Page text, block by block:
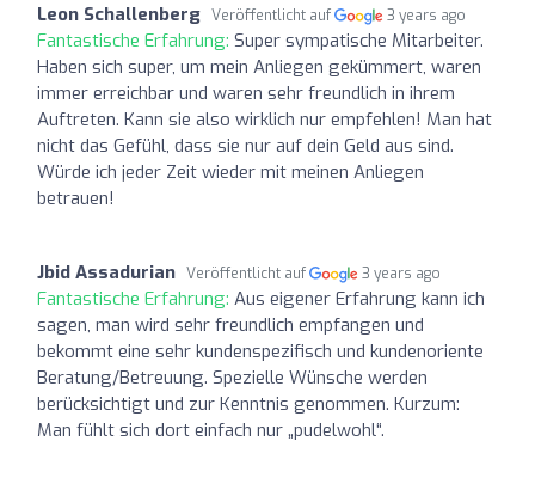
Leon Schallenberg Veröffentlicht auf 3 years ago
Fantastische Erfahrung: Super sympatische Mitarbeiter.
Haben sich super, um mein Anliegen gekümmert, waren
immer erreichbar und waren sehr freundlich in ihrem
Auftreten. Kann sie also wirklich nur empfehlen! Man hat
nicht das Gefühl, dass sie nur auf dein Geld aus sind.
Würde ich jeder Zeit wieder mit meinen Anliegen
betrauen!
Jbid Assadurian Veröffentlicht auf 3 years ago
Fantastische Erfahrung: Aus eigener Erfahrung kann ich
sagen, man wird sehr freundlich empfangen und
bekommt eine sehr kundenspezifisch und kundenoriente
Beratung/Betreuung. Spezielle Wünsche werden
berücksichtigt und zur Kenntnis genommen. Kurzum:
Man fühlt sich dort einfach nur „pudelwohl“.